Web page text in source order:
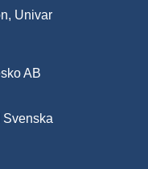
Univar
AB
Svenska